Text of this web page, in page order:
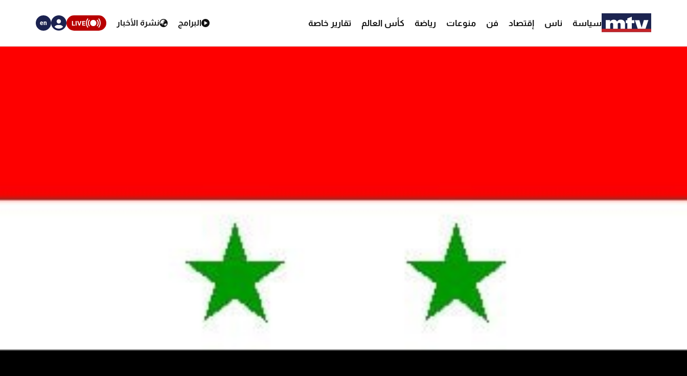
سياسة ناس إقتصاد فن منوعات رياضة كأس العالم تقارير خاصة البرامج نشرة الأخبار LIVE
en